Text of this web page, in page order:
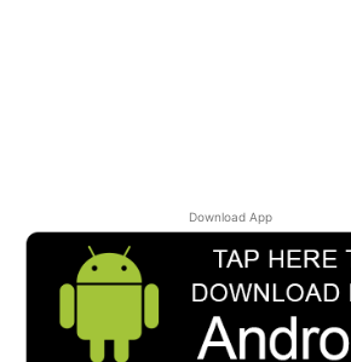
Download App